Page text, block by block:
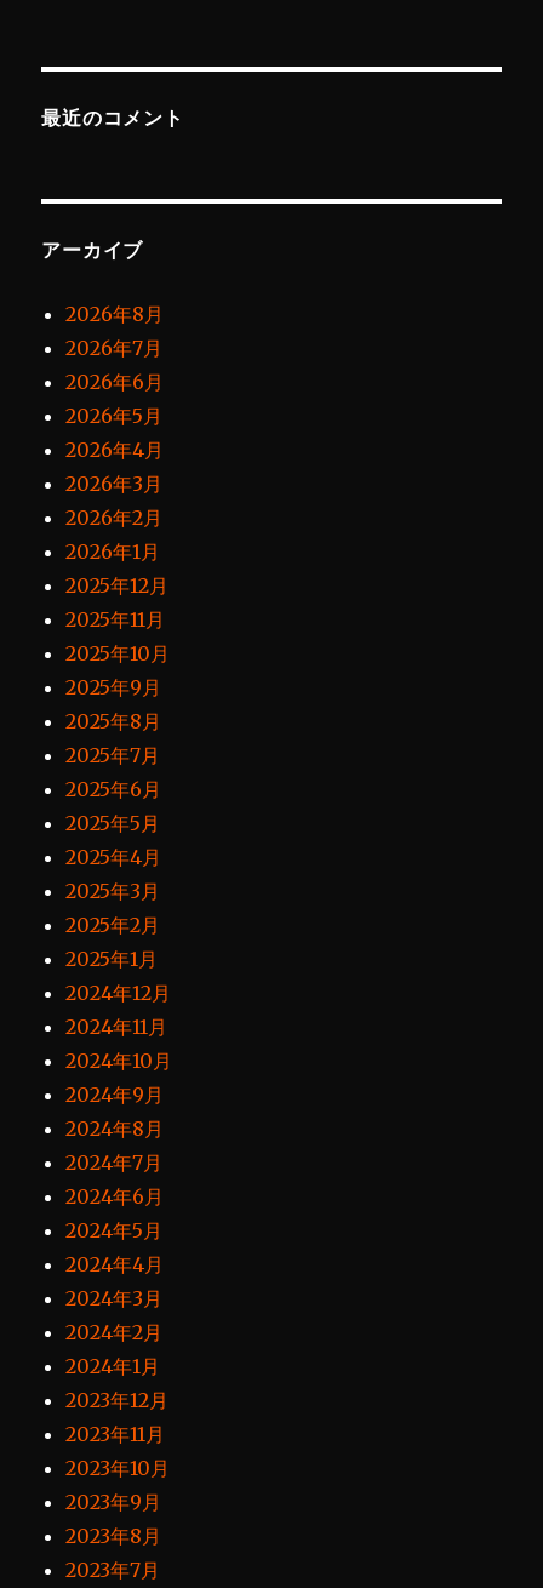
最近のコメント
アーカイブ
2026年8月
2026年7月
2026年6月
2026年5月
2026年4月
2026年3月
2026年2月
2026年1月
2025年12月
2025年11月
2025年10月
2025年9月
2025年8月
2025年7月
2025年6月
2025年5月
2025年4月
2025年3月
2025年2月
2025年1月
2024年12月
2024年11月
2024年10月
2024年9月
2024年8月
2024年7月
2024年6月
2024年5月
2024年4月
2024年3月
2024年2月
2024年1月
2023年12月
2023年11月
2023年10月
2023年9月
2023年8月
2023年7月